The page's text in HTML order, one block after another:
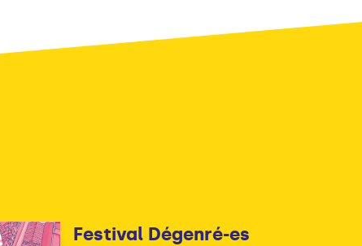
Festival Dégenré-es